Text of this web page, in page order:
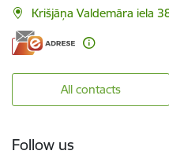
Krišjāņa Valdemāra iela
All contacts
Follow us